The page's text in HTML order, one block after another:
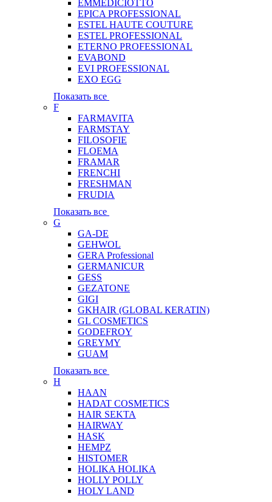
EMMEDICIOTTO
EPICA PROFESSIONAL
ESTEL HAUTE COUTURE
ESTEL PROFESSIONAL
ETERNO PROFESSIONAL
EVABOND
EVI PROFESSIONAL
EXO EGG
Показать все
F
FARMAVITA
FARMSTAY
FILOSOFIE
FLOEMA
FRAMAR
FRENCHI
FRESHMAN
FRUDIA
Показать все
G
GA-DE
GEHWOL
GERA Professional
GERMANICUR
GESS
GEZATONE
GIGI
GKHAIR (GLOBAL КЕRATIN)
GL COSMETICS
GODEFROY
GREYMY
GUAM
Показать все
H
HAAN
HADAT COSMETICS
HAIR SEKTA
HAIRWAY
HASK
HEMPZ
HISTOMER
HOLIKA HOLIKA
HOLLY POLLY
HOLY LAND